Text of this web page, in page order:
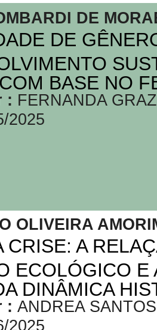
DE
DE
BASE NO
: FERNANDA
2025
OLIVEIRA
CRISE: A
ECOLÓGICO E
DINÂMICA
: ANDREA
2025